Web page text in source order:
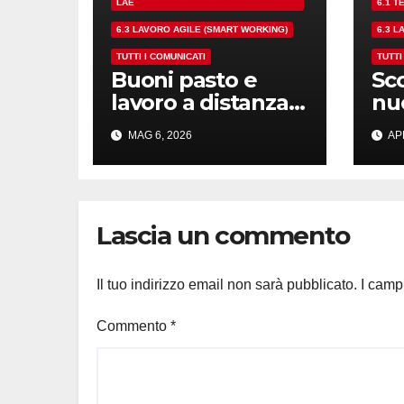
6.3 LAVORO AGILE (SMART WORKING)
TUTTI I COMUNICATI
Buoni pasto e
lavoro a distanza:
basta false
condizioni!
MAG 6, 2026
6.3
Lascia un commento
Il tuo indirizzo email non sarà pubblicato. I
Commento *